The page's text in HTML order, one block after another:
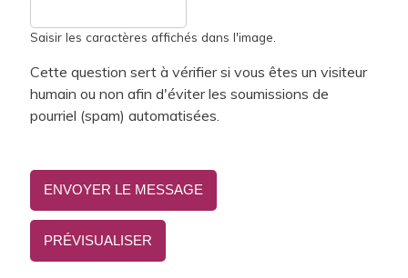
Saisir les caractères affichés dans l'image.
Cette question sert à vérifier si vous êtes un visiteur
humain ou non afin d'éviter les soumissions de
pourriel (spam) automatisées.